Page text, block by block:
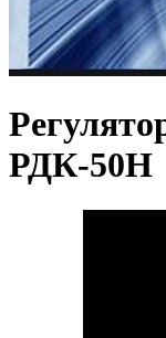
РДК-50Н